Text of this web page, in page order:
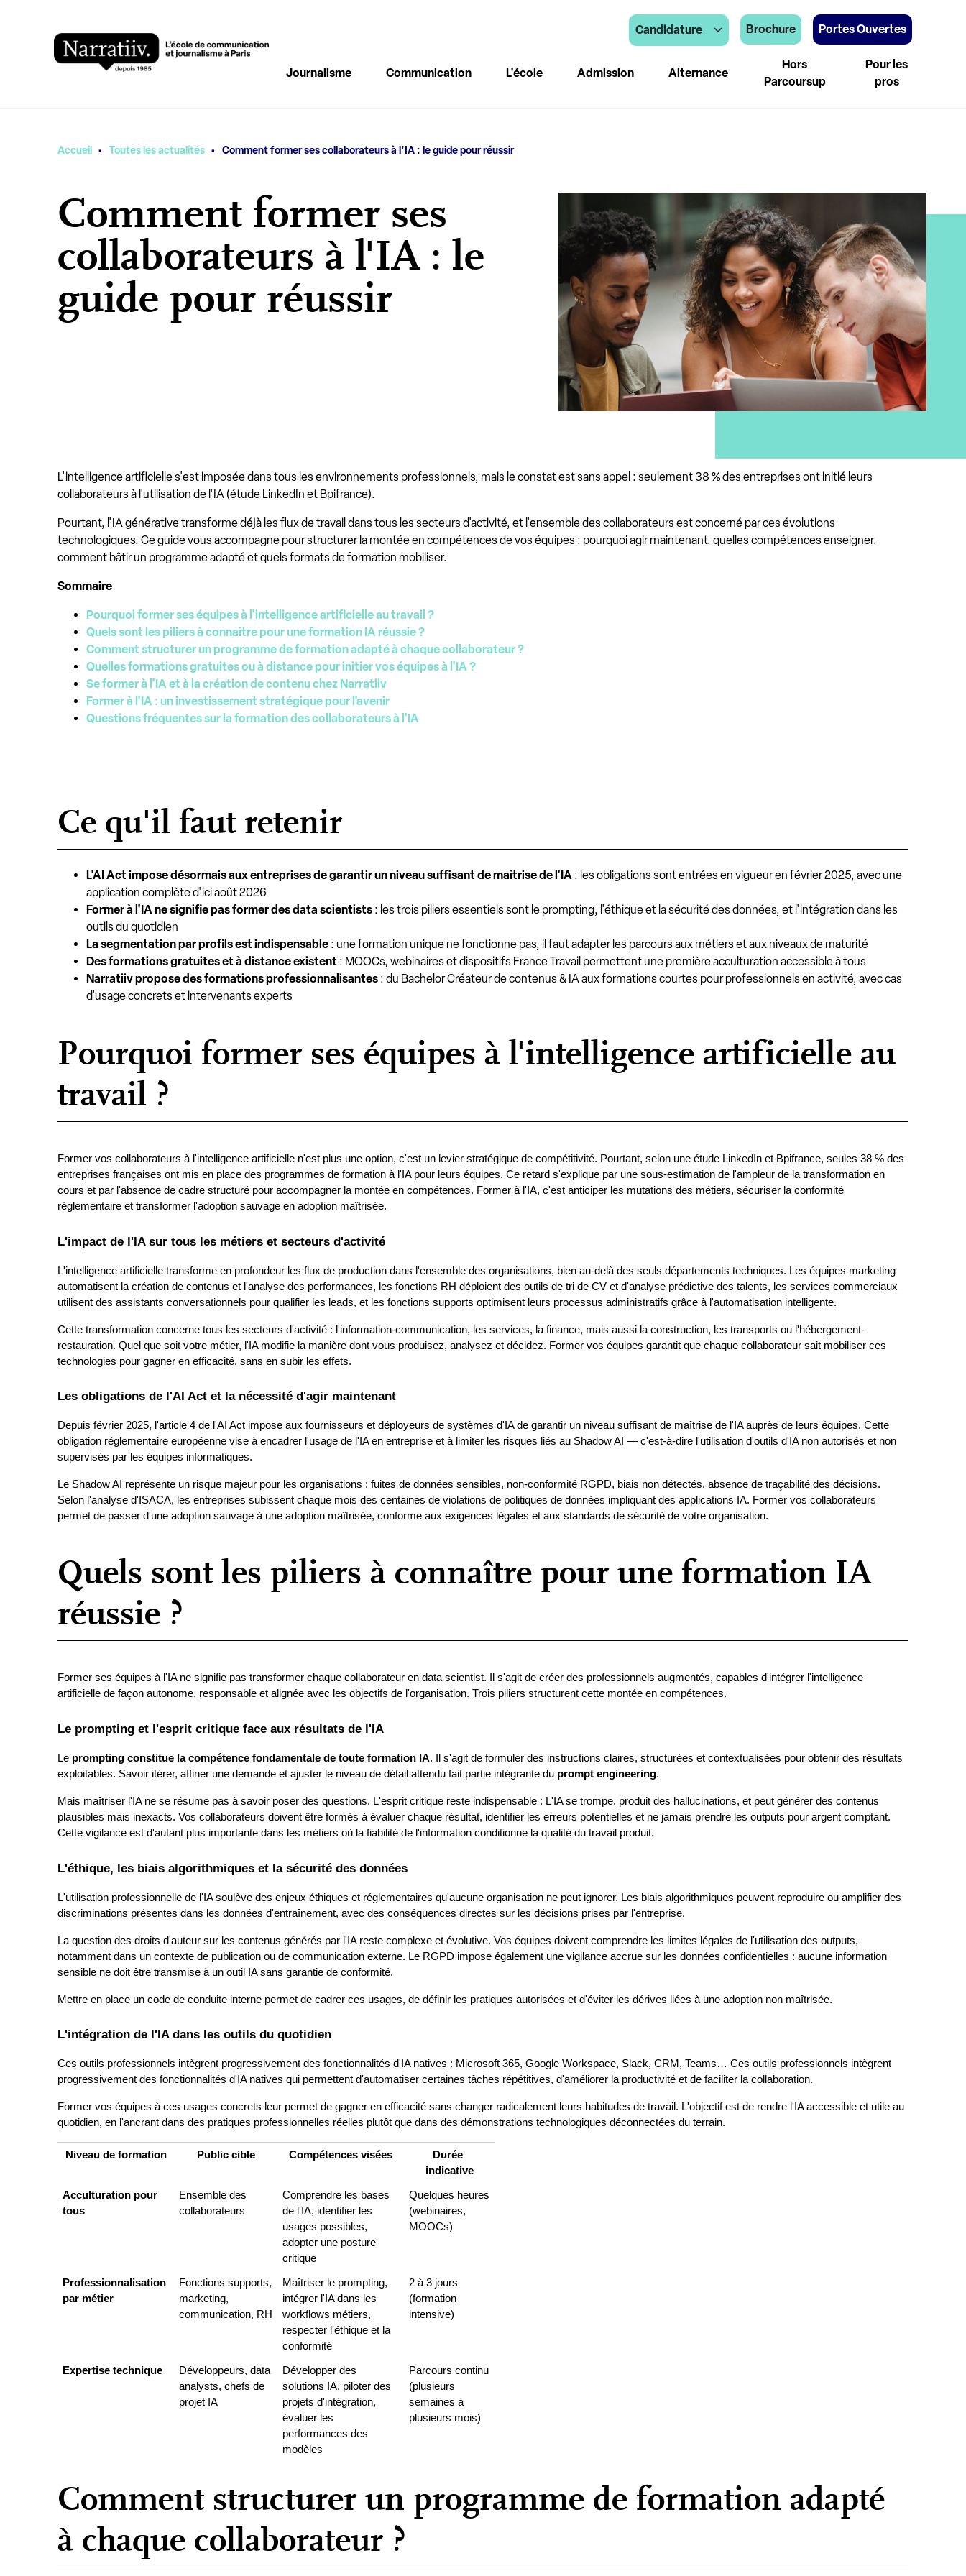
Vous êtes ici
Accueil · Toutes les actualités · Comment former ses collaborateurs à l'IA : le guide pour réussir
Comment former ses
collaborateurs à l'IA : le
guide pour réussir
L'intelligence artificielle s'est imposée dans tous les environnements professionnels, mais le constat est sans appel : seulement 38 % des entreprises ont initié leurs
collaborateurs à l'utilisation de l'IA (étude LinkedIn et Bpifrance).
Pourtant, l'IA générative transforme déjà les flux de travail dans tous les secteurs d'activité, et l'ensemble des collaborateurs est concerné par ces évolutions
technologiques. Ce guide vous accompagne pour structurer la montée en compétences de vos équipes : pourquoi agir maintenant, quelles compétences enseigner,
comment bâtir un programme adapté et quels formats de formation mobiliser.
Sommaire
Pourquoi former ses équipes à l'intelligence artificielle au travail ?
Quels sont les piliers à connaître pour une formation IA réussie ?
Comment structurer un programme de formation adapté à chaque collaborateur ?
Quelles formations gratuites ou à distance pour initier vos équipes à l'IA ?
Se former à l'IA et à la création de contenu chez Narratiiv
Former à l'IA : un investissement stratégique pour l'avenir
Questions fréquentes sur la formation des collaborateurs à l'IA
Ce qu'il faut retenir
L'AI Act impose désormais aux entreprises de garantir un niveau suffisant de maîtrise de l'IA : les obligations sont entrées en vigueur en février 2025, avec une
application complète d'ici août 2026
Former à l'IA ne signifie pas former des data scientists : les trois piliers essentiels sont le prompting, l'éthique et la sécurité des données, et l'intégration dans les
outils du quotidien
La segmentation par profils est indispensable : une formation unique ne fonctionne pas, il faut adapter les parcours aux métiers et aux niveaux de maturité
Des formations gratuites et à distance existent : MOOCs, webinaires et dispositifs France Travail permettent une première acculturation accessible à tous
Narratiiv propose des formations professionnalisantes : du Bachelor Créateur de contenus & IA aux formations courtes pour professionnels en activité, avec cas
d'usage concrets et intervenants experts
Pourquoi former ses équipes à l'intelligence artificielle au
travail ?
Former vos collaborateurs à l'intelligence artificielle n'est plus une option, c'est un levier stratégique de compétitivité. Pourtant, selon une étude LinkedIn et Bpifrance, seules 38 % des
entreprises françaises ont mis en place des programmes de formation à l'IA pour leurs équipes. Ce retard s'explique par une sous-estimation de l'ampleur de la transformation en
cours et par l'absence de cadre structuré pour accompagner la montée en compétences. Former à l'IA, c'est anticiper les mutations des métiers, sécuriser la conformité
réglementaire et transformer l'adoption sauvage en adoption maîtrisée.
L'impact de l'IA sur tous les métiers et secteurs d'activité
L'intelligence artificielle transforme en profondeur les flux de production dans l'ensemble des organisations, bien au-delà des seuls départements techniques. Les équipes marketing
automatisent la création de contenus et l'analyse des performances, les fonctions RH déploient des outils de tri de CV et d'analyse prédictive des talents, les services commerciaux
utilisent des assistants conversationnels pour qualifier les leads, et les fonctions supports optimisent leurs processus administratifs grâce à l'automatisation intelligente.
Cette transformation concerne tous les secteurs d'activité : l'information-communication, les services, la finance, mais aussi la construction, les transports ou l'hébergement-
restauration. Quel que soit votre métier, l'IA modifie la manière dont vous produisez, analysez et décidez. Former vos équipes garantit que chaque collaborateur sait mobiliser ces
technologies pour gagner en efficacité, sans en subir les effets.
Les obligations de l'AI Act et la nécessité d'agir maintenant
Depuis février 2025, l'article 4 de l'AI Act impose aux fournisseurs et déployeurs de systèmes d'IA de garantir un niveau suffisant de maîtrise de l'IA auprès de leurs équipes. Cette
obligation réglementaire européenne vise à encadrer l'usage de l'IA en entreprise et à limiter les risques liés au Shadow AI — c'est-à-dire l'utilisation d'outils d'IA non autorisés et non
supervisés par les équipes informatiques.
Le Shadow AI représente un risque majeur pour les organisations : fuites de données sensibles, non-conformité RGPD, biais non détectés, absence de traçabilité des décisions.
Selon l'analyse d'ISACA, les entreprises subissent chaque mois des centaines de violations de politiques de données impliquant des applications IA. Former vos collaborateurs
permet de passer d'une adoption sauvage à une adoption maîtrisée, conforme aux exigences légales et aux standards de sécurité de votre organisation.
Quels sont les piliers à connaître pour une formation IA
réussie ?
Former ses équipes à l'IA ne signifie pas transformer chaque collaborateur en data scientist. Il s'agit de créer des professionnels augmentés, capables d'intégrer l'intelligence
artificielle de façon autonome, responsable et alignée avec les objectifs de l'organisation. Trois piliers structurent cette montée en compétences.
Le prompting et l'esprit critique face aux résultats de l'IA
Le prompting constitue la compétence fondamentale de toute formation IA. Il s'agit de formuler des instructions claires, structurées et contextualisées pour obtenir des résultats
exploitables. Savoir itérer, affiner une demande et ajuster le niveau de détail attendu fait partie intégrante du prompt engineering.
Mais maîtriser l'IA ne se résume pas à savoir poser des questions. L'esprit critique reste indispensable : L'IA se trompe, produit des hallucinations, et peut générer des contenus
plausibles mais inexacts. Vos collaborateurs doivent être formés à évaluer chaque résultat, identifier les erreurs potentielles et ne jamais prendre les outputs pour argent comptant.
Cette vigilance est d'autant plus importante dans les métiers où la fiabilité de l'information conditionne la qualité du travail produit.
L'éthique, les biais algorithmiques et la sécurité des données
L'utilisation professionnelle de l'IA soulève des enjeux éthiques et réglementaires qu'aucune organisation ne peut ignorer. Les biais algorithmiques peuvent reproduire ou amplifier des
discriminations présentes dans les données d'entraînement, avec des conséquences directes sur les décisions prises par l'entreprise.
La question des droits d'auteur sur les contenus générés par l'IA reste complexe et évolutive. Vos équipes doivent comprendre les limites légales de l'utilisation des outputs,
notamment dans un contexte de publication ou de communication externe. Le RGPD impose également une vigilance accrue sur les données confidentielles : aucune information
sensible ne doit être transmise à un outil IA sans garantie de conformité.
Mettre en place un code de conduite interne permet de cadrer ces usages, de définir les pratiques autorisées et d'éviter les dérives liées à une adoption non maîtrisée.
L'intégration de l'IA dans les outils du quotidien
Ces outils professionnels intègrent progressivement des fonctionnalités d'IA natives : Microsoft 365, Google Workspace, Slack, CRM, Teams… Ces outils professionnels intègrent
progressivement des fonctionnalités d'IA natives qui permettent d'automatiser certaines tâches répétitives, d'améliorer la productivité et de faciliter la collaboration.
Former vos équipes à ces usages concrets leur permet de gagner en efficacité sans changer radicalement leurs habitudes de travail. L'objectif est de rendre l'IA accessible et utile au
quotidien, en l'ancrant dans des pratiques professionnelles réelles plutôt que dans des démonstrations technologiques déconnectées du terrain.
Niveau de formation Public cible Compétences visées
Durée
indicative
Acculturation pour
tous
Ensemble des
collaborateurs
Comprendre les bases
de l'IA, identifier les
usages possibles,
adopter une posture
critique
Quelques heures
(webinaires,
MOOCs)
Professionnalisation
par métier
Fonctions supports,
marketing,
communication, RH
Maîtriser le prompting,
intégrer l'IA dans les
workflows métiers,
respecter l'éthique et la
conformité
2 à 3 jours
(formation
intensive)
Expertise technique
Développeurs, data
analysts, chefs de
projet IA
Développer des
solutions IA, piloter des
projets d'intégration,
évaluer les
performances des
modèles
Parcours continu
(plusieurs
semaines à
plusieurs mois)
Comment structurer un programme de formation adapté
à chaque collaborateur ?
Candidature Brochure Portes Ouvertes
Journalisme Communication L'école Admission Alternance
Hors
Parcoursup
Pour les
pros